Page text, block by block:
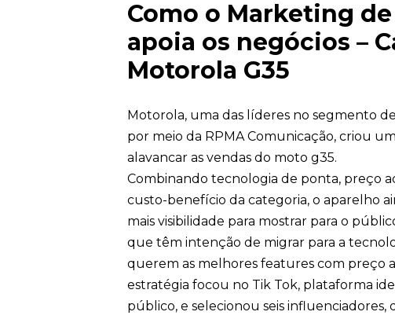
Como o Marketing
apoia os negócios –
Motorola G35
Motorola, uma das líderes no segmento
por meio da RPMA Comunicação, criou
alavancar as vendas do moto g35.
Combinando tecnologia de ponta, preço
custo-benefício da categoria, o aparelho
mais visibilidade para mostrar para o
que têm intenção de migrar para a
querem as melhores features com preço
estratégia focou no Tik Tok, plataforma
público, e selecionou seis influenciadores,